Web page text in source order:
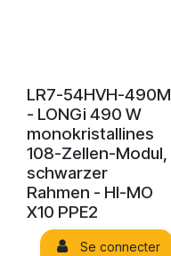
LR7-54HVH-490M
- LONGi 490 W
monokristallines
108-Zellen-Modul,
schwarzer
Rahmen - HI-MO
X10 PPE2
Se connecter